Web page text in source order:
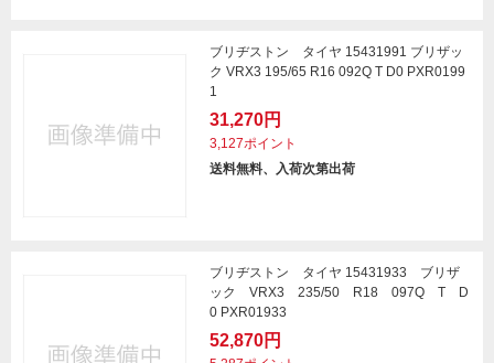
ブリヂストン タイヤ 15431991 ブリザッ
ク VRX3 195/65 R16 092Q T D0 PXR0199
1
31,270円
3,127ポイント
送料無料、入荷次第出荷
ブリヂストン タイヤ 15431933 ブリザ
ック VRX3 235/50 R18 097Q T D
0 PXR01933
52,870円